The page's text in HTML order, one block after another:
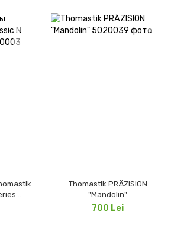
Thomastik PRÄZISION
"Mandolin"
700 Lei